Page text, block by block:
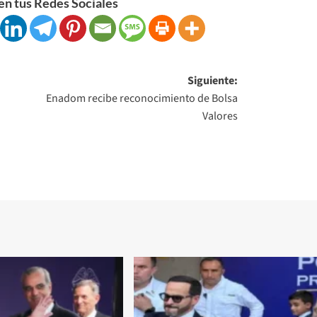
Siguiente:
Enadom recibe reconocimiento de Bolsa
Valores